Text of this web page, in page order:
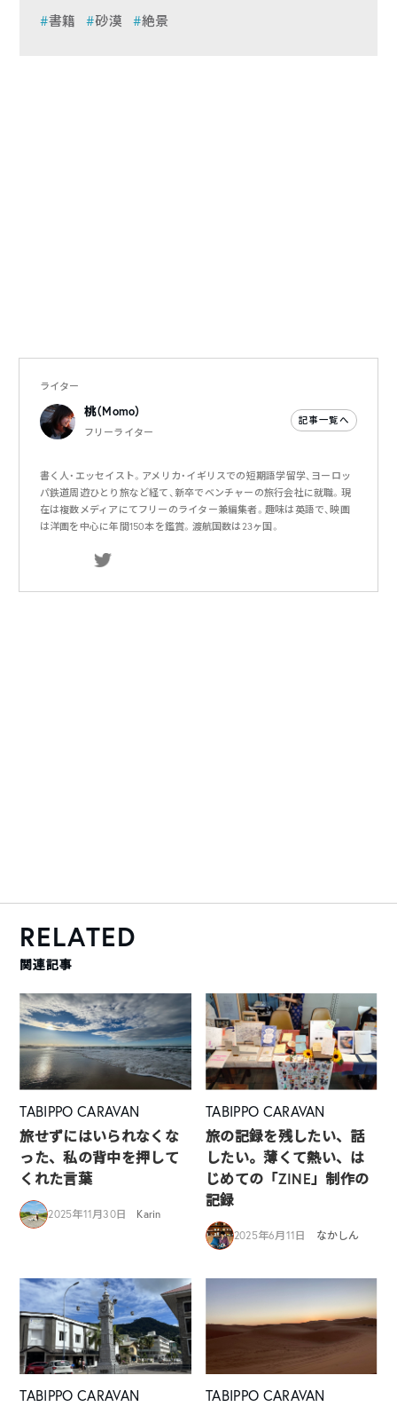
書籍
砂漠 絶景
ライター
桃（Momo）
フリーライター
記事一覧へ
書く人・エッセイスト。アメリカ・イギリスでの短期語学留学、ヨーロッ
パ鉄道周遊ひとり旅など経て、新卒でベンチャーの旅行会社に就職。現
在は複数メディアにてフリーのライター兼編集者。趣味は英語で、映画
は洋画を中心に年間150本を鑑賞。渡航国数は23ヶ国。
RELATED
関連記事
TABIPPO CARAVAN
旅せずにはいられなくな
った、私の背中を押して
くれた言葉
2025年11月30日 Karin
TABIPPO CARAVAN
旅の記録を残したい、話
したい。薄くて熱い、は
じめての「ZINE」制作の
記録
2025年6月11日 なかしん
TABIPPO CARAVAN TABIPPO CARAVAN